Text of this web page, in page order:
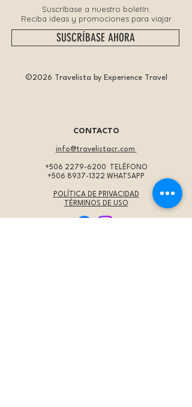
Suscríbase a nuestro boletín.
Reciba ideas y promociones para viajar
SUSCRÍBASE AHORA
©2026 Travelista by Experience Travel
CONTACTO
info@travelistacr.com
+506 2279-6200
TELÉFONO
+506 8937-1322 WHATSAPP
POLÍTICA DE PRIVACIDAD
TÉRMINOS DE USO